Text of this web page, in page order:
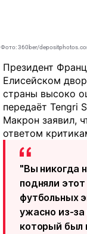
Фото: 360ber/
Президент
Елисейском
страны высоко
передаёт Tengri
Макрон заявил,
ответом
"Вы никогда
подняли
футбольных
ужасно из-
который